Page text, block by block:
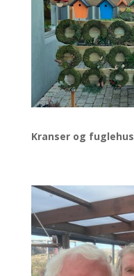
Kranser og fuglehus